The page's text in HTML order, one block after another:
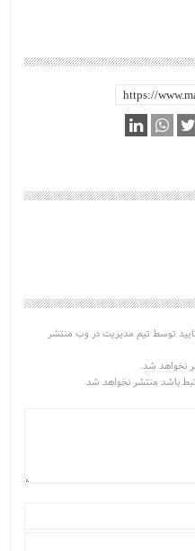
توسط تیم مدیریت در وب منتشر
نخواهد شد.
باشد منتشر نخواهد شد.